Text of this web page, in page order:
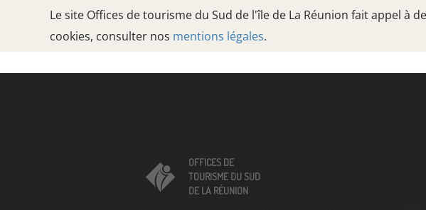
Le site Offices de tourisme du Sud de l'île de La Réunion fait appel à
cookies, consulter nos mentions légales.
OFFICES DE
OFFICES DE
TOURISME DU SUD
DE LA RÉUNION